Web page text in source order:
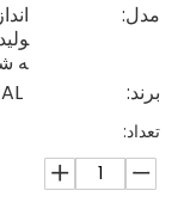
مدل:
ه
برند:
تعداد: